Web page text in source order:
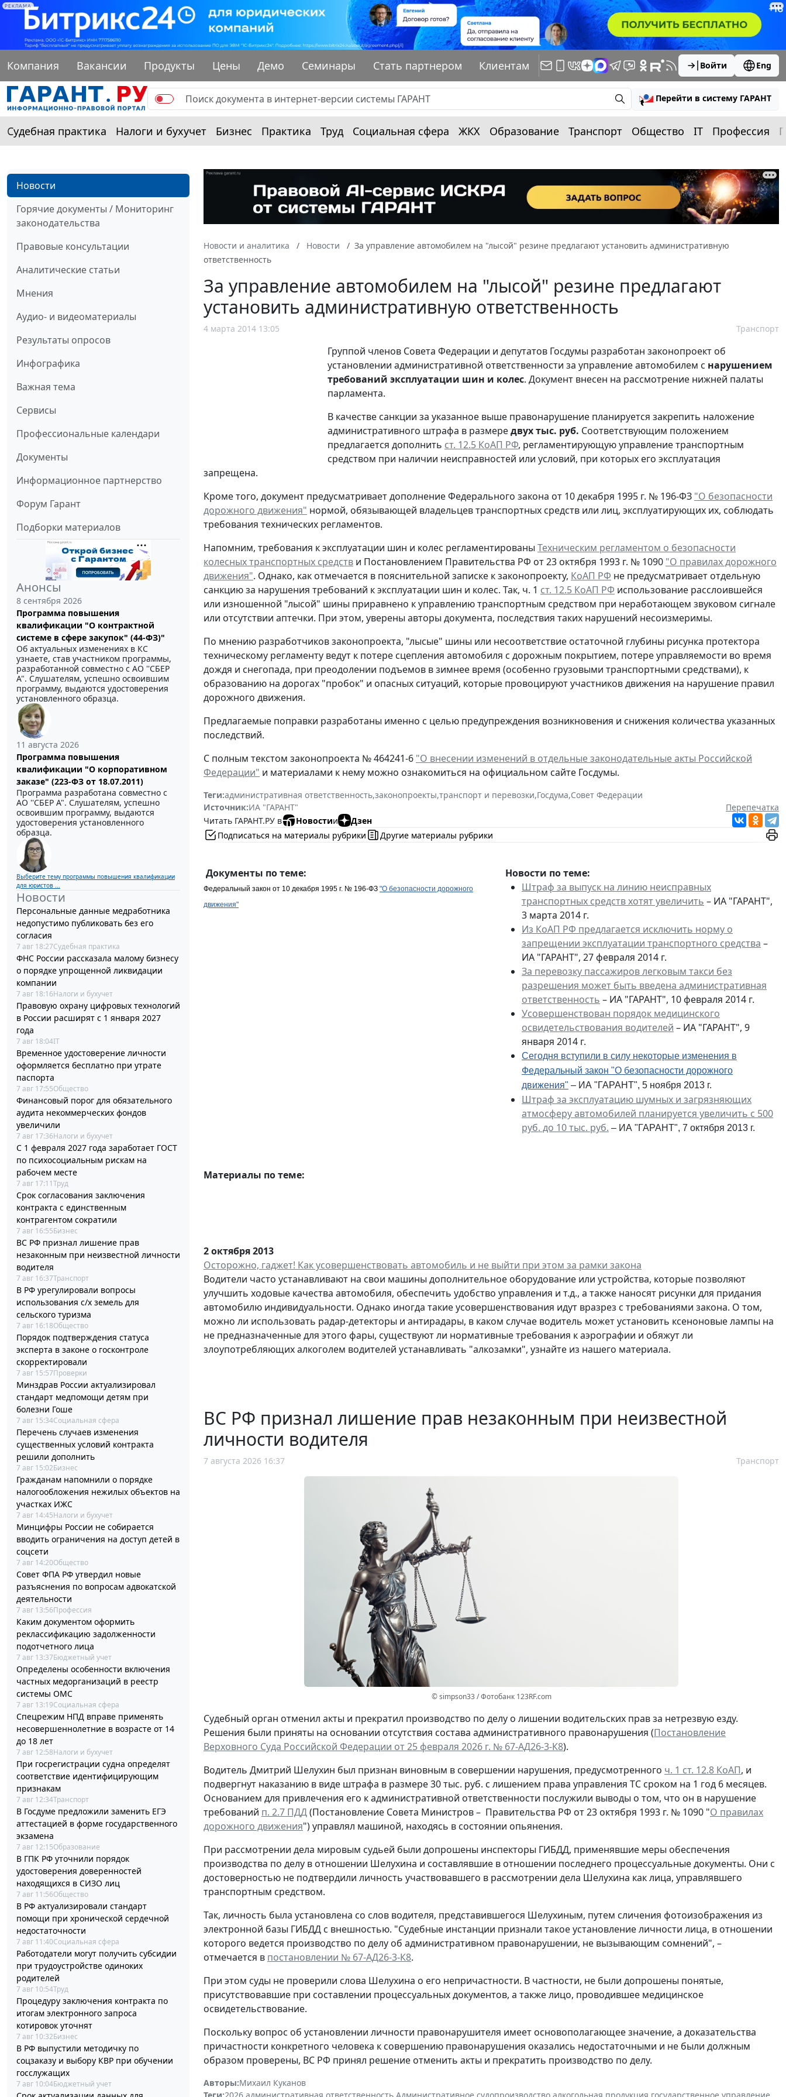
РЕКЛАМА
Компания Вакансии Продукты Цены Демо Семинары Стать партнером Клиентам Войти Eng
Перейти в систему ГАРАНТ
Судебная практика Налоги и бухучет Бизнес Практика Труд Социальная сфера ЖКХ Образование Транспорт Общество IT Профессия
Новости
Горячие документы / Мониторинг
законодательства
Правовые консультации
Аналитические статьи
Мнения
Аудио- и видеоматериалы
Результаты опросов
Инфографика
Важная тема
Сервисы
Профессиональные календари
Документы
Информационное партнерство
Форум Гарант
Подборки материалов
Анонсы
8 сентября 2026
Программа повышения
квалификации "О контрактной
системе в сфере закупок" (44-ФЗ)"
Об актуальных изменениях в КС
узнаете, став участником программы,
разработанной совместно с АО ''СБЕР
А". Слушателям, успешно освоившим
программу, выдаются удостоверения
установленного образца.
11 августа 2026
Программа повышения
квалификации "О корпоративном
заказе" (223-ФЗ от 18.07.2011)
Программа разработана совместно с
АО ''СБЕР А". Слушателям, успешно
освоившим программу, выдаются
удостоверения установленного
образца.
Выберите тему программы повышения квалификации
для юристов ...
Новости
Персональные данные медработника
недопустимо публиковать без его
согласия
7 авг 18:27Судебная практика
ФНС России рассказала малому бизнесу
о порядке упрощенной ликвидации
компании
7 авг 18:16Налоги и бухучет
Правовую охрану цифровых технологий
в России расширят с 1 января 2027
года
7 авг 18:04IT
Временное удостоверение личности
оформляется бесплатно при утрате
паспорта
7 авг 17:55Общество
Финансовый порог для обязательного
аудита некоммерческих фондов
увеличили
7 авг 17:36Налоги и бухучет
С 1 февраля 2027 года заработает ГОСТ
по психосоциальным рискам на
рабочем месте
7 авг 17:11Труд
Срок согласования заключения
контракта с единственным
контрагентом сократили
7 авг 16:55Бизнес
ВС РФ признал лишение прав
незаконным при неизвестной личности
водителя
7 авг 16:37Транспорт
В РФ урегулировали вопросы
использования с/х земель для
сельского туризма
7 авг 16:18Общество
Порядок подтверждения статуса
эксперта в законе о госконтроле
скорректировали
7 авг 15:57Проверки
Минздрав России актуализировал
стандарт медпомощи детям при
болезни Гоше
7 авг 15:34Социальная сфера
Перечень случаев изменения
существенных условий контракта
решили дополнить
7 авг 15:02Бизнес
Гражданам напомнили о порядке
налогообложения нежилых объектов на
участках ИЖС
7 авг 14:45Налоги и бухучет
Минцифры России не собирается
вводить ограничения на доступ детей в
соцсети
7 авг 14:20Общество
Совет ФПА РФ утвердил новые
разъяснения по вопросам адвокатской
деятельности
7 авг 13:56Профессия
Каким документом оформить
реклассификацию задолженности
подотчетного лица
7 авг 13:37Бюджетный учет
Определены особенности включения
частных медорганизаций в реестр
системы ОМС
7 авг 13:19Социальная сфера
Спецрежим НПД вправе применять
несовершеннолетние в возрасте от 14
до 18 лет
7 авг 12:58Налоги и бухучет
При госрегистрации судна определят
соответствие идентифицирующим
признакам
7 авг 12:34Транспорт
В Госдуме предложили заменить ЕГЭ
аттестацией в форме государственного
экзамена
7 авг 12:15Образование
В ГПК РФ уточнили порядок
удостоверения доверенностей
находящихся в СИЗО лиц
7 авг 11:56Общество
В РФ актуализировали стандарт
помощи при хронической сердечной
недостаточности
7 авг 11:40Социальная сфера
Работодатели могут получить субсидии
при трудоустройстве одиноких
родителей
7 авг 10:54Труд
Процедуру заключения контракта по
итогам электронного запроса
котировок уточнят
7 авг 10:32Бизнес
В РФ выпустили методичку по
соцзаказу и выбору КВР при обучении
госслужащих
7 авг 10:04Бюджетный учет
Новости и аналитика Новости
За управление автомобилем на "лысой" резине предлагают установить административную
ответственность
За управление автомобилем на "лысой" резине предлагают
установить административную ответственность
4 марта 2014 13:05 Транспорт
Группой членов Совета Федерации и депутатов Госдумы разработан законопроект об
установлении административной ответственности за управление автомобилем с нарушением
требований эксплуатации шин и колес. Документ внесен на рассмотрение нижней палаты
парламента.
В качестве санкции за указанное выше правонарушение планируется закрепить наложение
административного штрафа в размередвух тыс. руб. Соответствующим положением
предлагается дополнить ст. 12.5 КоАП РФ, регламентирующую управление транспортным
средством при наличии неисправностей или условий, при которых его эксплуатация
запрещена.
Кроме того, документ предусматривает дополнение Федерального закона от 10 декабря 1995 г. № 196-ФЗ "О безопасности
дорожного движения" нормой, обязывающей владельцев транспортных средств или лиц, эксплуатирующих их, соблюдать
требования технических регламентов.
Напомним, требования к эксплуатации шин и колес регламентированы Техническим регламентом о безопасности
колесных транспортных средств и Постановлением Правительства РФ от 23 октября 1993 г. № 1090 "О правилах дорожного
движения". Однако, как отмечается в пояснительной записке к законопроекту, КоАП РФ не предусматривает отдельную
санкцию за нарушения требований к эксплуатации шин и колес. Так, ч. 1 ст. 12.5 КоАП РФ использование расслоившейся
или изношенной "лысой" шины приравнено к управлению транспортным средством при неработающем звуковом сигнале
или отсутствии аптечки. При этом, уверены авторы документа, последствия таких нарушений несоизмеримы.
По мнению разработчиков законопроекта, "лысые" шины или несоответствие остаточной глубины рисунка протектора
техническому регламенту ведут к потере сцепления автомобиля с дорожным покрытием, потере управляемости во время
дождя и снегопада, при преодолении подъемов в зимнее время (особенно грузовыми транспортными средствами), к
образованию на дорогах "пробок" и опасных ситуаций, которые провоцируют участников движения на нарушение правил
дорожного движения.
Предлагаемые поправки разработаны именно с целью предупреждения возникновения и снижения количества указанных
последствий.
С полным текстом законопроекта № 464241-6 "О внесении изменений в отдельные законодательные акты Российской
Федерации" и материалами к нему можно ознакомиться на официальном сайте Госдумы.
Теги:административная ответственность,законопроекты,транспорт и перевозки,Госдума,Совет Федерации
Источник:ИА "ГАРАНТ"
Перепечатка
Читать ГАРАНТ.РУ в
Новостии
Дзен
Подписаться на материалы рубрики
Другие материалы рубрики
Документы по теме: Новости по теме:
Федеральный закон от 10 декабря 1995 г. № 196-ФЗ "О безопасности дорожного
движения"
Штраф за выпуск на линию неисправных
транспортных средств хотят увеличить – ИА "ГАРАНТ",
3 марта 2014 г.
Из КоАП РФ предлагается исключить норму о
запрещении эксплуатации транспортного средства –
ИА "ГАРАНТ", 27 февраля 2014 г.
За перевозку пассажиров легковым такси без
разрешения может быть введена административная
ответственность – ИА "ГАРАНТ", 10 февраля 2014 г.
Усовершенствован порядок медицинского
освидетельствования водителей – ИА "ГАРАНТ", 9
января 2014 г.
Сегодня вступили в силу некоторые изменения в
Федеральный закон "О безопасности дорожного
движения" – ИА "ГАРАНТ", 5 ноября 2013 г.
Штраф за эксплуатацию шумных и загрязняющих
атмосферу автомобилей планируется увеличить с 500
руб. до 10 тыс. руб. – ИА "ГАРАНТ", 7 октября 2013 г.
Материалы по теме:
2 октября 2013
Осторожно, гаджет! Как усовершенствовать автомобиль и не выйти при этом за рамки закона
Водители часто устанавливают на свои машины дополнительное оборудование или устройства, которые позволяют
улучшить ходовые качества автомобиля, обеспечить удобство управления и т.д., а также наносят рисунки для придания
автомобилю индивидуальности. Однако иногда такие усовершенствования идут вразрез с требованиями закона. О том,
можно ли использовать радар-детекторы и антирадары, в каком случае водитель может установить ксеноновые лампы на
не предназначенные для этого фары, существуют ли нормативные требования к аэрографии и обяжут ли
злоупотребляющих алкоголем водителей устанавливать "алкозамки", узнайте из нашего материала.
ВС РФ признал лишение прав незаконным при неизвестной
личности водителя
7 августа 2026 16:37 Транспорт
© simpson33 / Фотобанк 123RF.com
Судебный орган отменил акты и прекратил производство по делу о лишении водительских прав за нетрезвую езду.
Решения были приняты на основании отсутствия состава административного правонарушения (Постановление
Верховного Суда Российской Федерации от 25 февраля 2026 г. № 67-АД26-3-К8).
Водитель Дмитрий Шелухин был признан виновным в совершении нарушения, предусмотренного ч. 1 ст. 12.8 КоАП, и
подвергнут наказанию в виде штрафа в размере 30 тыс. руб. с лишением права управления ТС сроком на 1 год 6 месяцев.
Основанием для привлечения его к административной ответственности послужили выводы о том, что он в нарушение
требований п. 2.7 ПДД(Постановление Совета Министров – Правительства РФ от 23 октября 1993 г. № 1090 "О правилах
дорожного движения") управлял машиной, находясь в состоянии опьянения.
При рассмотрении дела мировым судьей были допрошены инспекторы ГИБДД, применявшие меры обеспечения
производства по делу в отношении Шелухина и составлявшие в отношении последнего процессуальные документы. Они с
достоверностью не подтвердили личность участвовавшего в рассмотрении дела Шелухина как лица, управлявшего
транспортным средством.
Так, личность была установлена со слов водителя, представившегося Шелухиным, путем сличения фотоизображения из
электронной базы ГИБДД с внешностью. "Судебные инстанции признали такое установление личности лица, в отношении
которого ведется производство по делу об административном правонарушении, не вызывающим сомнений", –
отмечается в постановлении № 67-АД26-3-К8.
При этом суды не проверили слова Шелухина о его непричастности. В частности, не были допрошены понятые,
присутствовавшие при составлении процессуальных документов, а также лицо, проводившее медицинское
освидетельствование.
Поскольку вопрос об установлении личности правонарушителя имеет основополагающее значение, а доказательства
причастности конкретного человека к совершению правонарушения оказались недостаточными и не были должным
образом проверены, ВС РФ принял решение отменить акты и прекратить производство по делу.
Авторы:Михаил Куканов